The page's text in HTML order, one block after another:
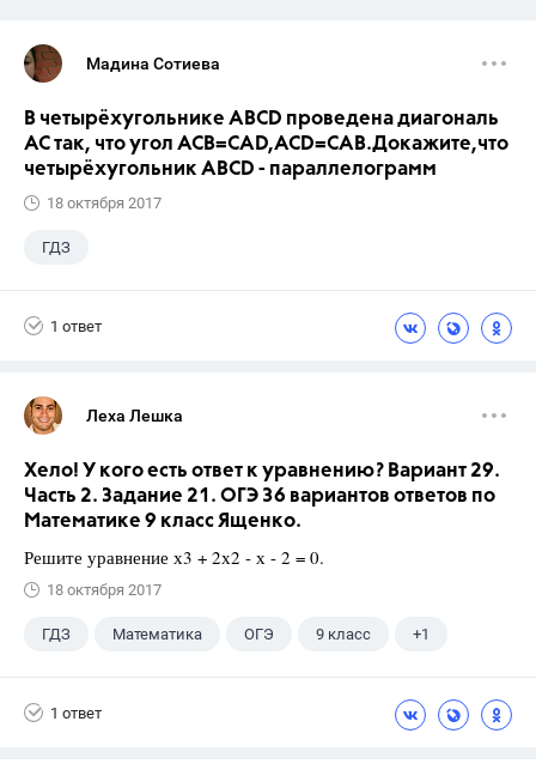
Мадина Сотиева
В четырёхугольнике ABCD проведена диагональ
AC так, что угол ACB=CAD,ACD=CAB.Докажите,что
четырёхугольник ABCD - параллелограмм
18 октября 2017
ГДЗ
1 ответ
Леха Лешка
Хело! У кого есть ответ к уравнению? Вариант 29.
Часть 2. Задание 21. ОГЭ 36 вариантов ответов по
Математике 9 класс Ященко.
Решите уравнение х3 + 2х2 - х - 2 = 0.
18 октября 2017
ГДЗ Математика ОГЭ 9 класс +1
1 ответ